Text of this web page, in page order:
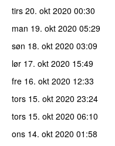
tirs 20. okt 2020 00:30
man 19. okt 2020 05:29
søn 18. okt 2020 03:09
lør 17. okt 2020 15:49
fre 16. okt 2020 12:33
tors 15. okt 2020 23:24
tors 15. okt 2020 06:10
ons 14. okt 2020 01:58